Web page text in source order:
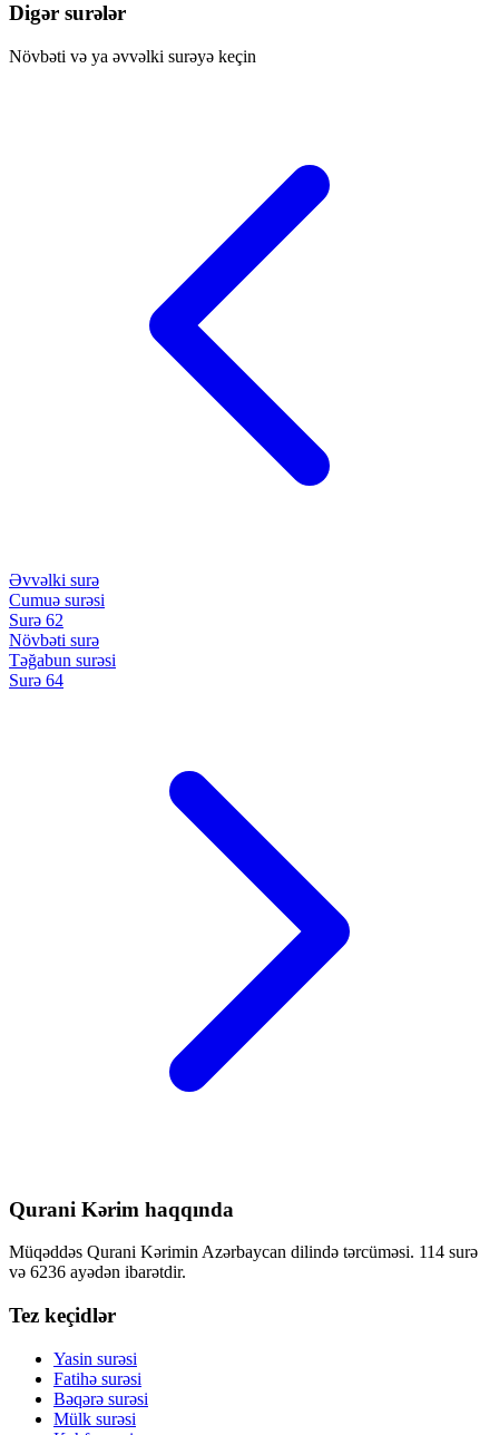
Digər surələr
Növbəti və ya əvvəlki surəyə keçin
Əvvəlki surə
Cumuə surəsi
Surə 62
Növbəti surə
Təğabun surəsi
Surə 64
Qurani Kərim haqqında
Müqəddəs Qurani Kərimin Azərbaycan dilində tərcüməsi. 114 surə
və 6236 ayədən ibarətdir.
Tez keçidlər
Yasin surəsi
Fatihə surəsi
Bəqərə surəsi
Mülk surəsi